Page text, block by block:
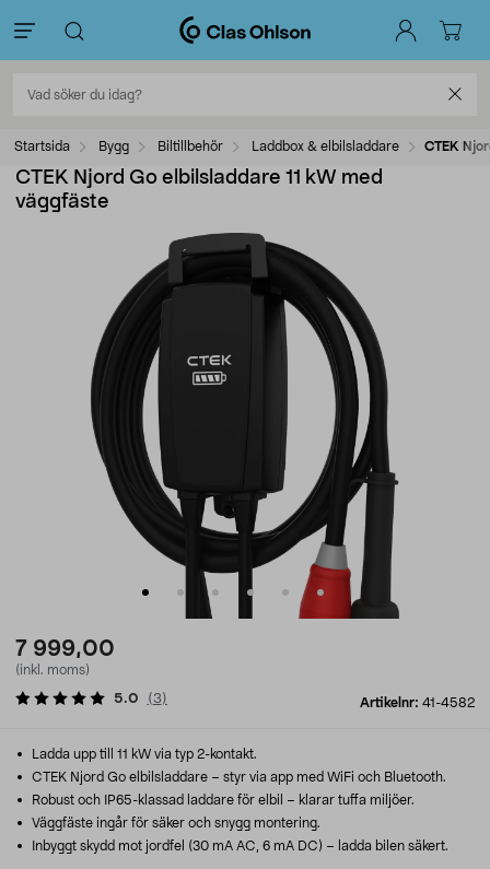
Startsida Bygg Biltillbehör Laddbox & elbilsladdare CTEK
CTEK Njord Go elbilsladdare 11 kW med
väggfäste
7 999,00
(inkl. moms)
Artikelnr: 41-4582
5.0 (3)
Ladda upp till 11 kW via typ 2-kontakt.
CTEK Njord Go elbilsladdare – styr via app med WiFi och Bluetooth.
Robust och IP65-klassad laddare för elbil – klarar tuffa miljöer.
Väggfäste ingår för säker och snygg montering.
Inbyggt skydd mot jordfel (30 mA AC, 6 mA DC) – ladda bilen säkert.